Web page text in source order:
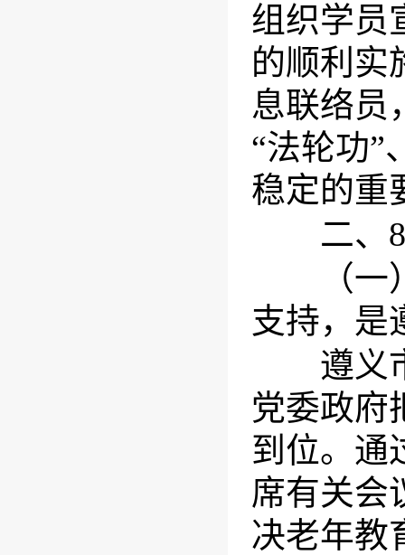
组织学员
的顺利实
息联络员
“法轮功”
稳定的重
二、8
（一）
支持，是
遵义市
党委政府
到位。通
席有关会
决老年教